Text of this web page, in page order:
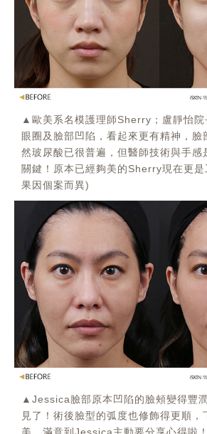
▲歐美系名模護理師Sherry；盧靜怡院
眼圈及臉部凹陷，看起來更有精神，臉
然玻尿酸已很普遍，但醫師技術與手感
關鍵！原本已經夠美的Sherry現在更
果因個案而異)
▲Jessica臉部原本凹陷的臉頰變得豐
見了！術後臉型的弧度也修飾得更順，
美，滿意到Jessica主動要分享心得啦